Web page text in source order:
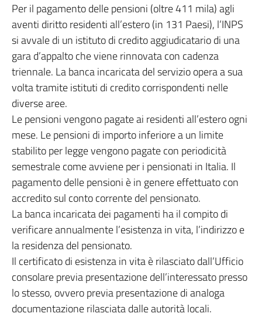
Per il pagamento delle pensioni (oltre 411 mila) agli
aventi diritto residenti all’estero (in 131 Paesi), l’INPS
si avvale di un istituto di credito aggiudicatario di una
gara d’appalto che viene rinnovata con cadenza
triennale. La banca incaricata del servizio opera a sua
volta tramite istituti di credito corrispondenti nelle
diverse aree.
Le pensioni vengono pagate ai residenti all’estero ogni
mese. Le pensioni di importo inferiore a un limite
stabilito per legge vengono pagate con periodicità
semestrale come avviene per i pensionati in Italia. Il
pagamento delle pensioni è in genere effettuato con
accredito sul conto corrente del pensionato.
La banca incaricata dei pagamenti ha il compito di
verificare annualmente l’esistenza in vita, l’indirizzo e
la residenza del pensionato.
Il certificato di esistenza in vita è rilasciato dall’Ufficio
consolare previa presentazione dell’interessato presso
lo stesso, ovvero previa presentazione di analoga
documentazione rilasciata dalle autorità locali.